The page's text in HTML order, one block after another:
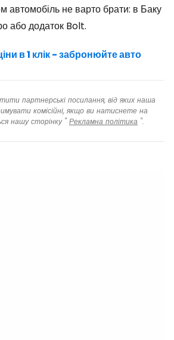
автомобіль не варто брати: в Баку
або додаток Bolt.
в 1 клік - забронюйте авто
партнерські посилання, від яких наша
комісійні, якщо ви натиснете на
нашу сторінку " Рекламна політика ".